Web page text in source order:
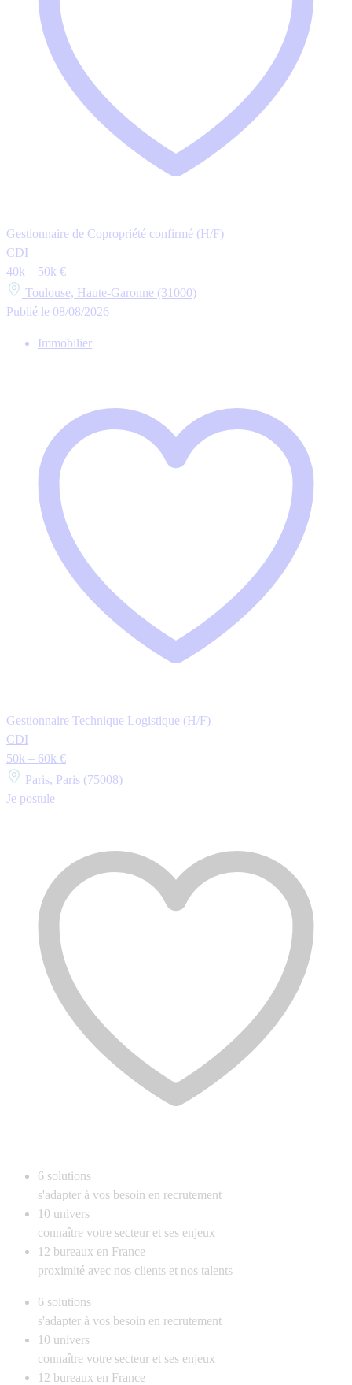
Gestionnaire de Copropriété confirmé (H/F)
CDI
40k – 50k €
Toulouse, Haute-Garonne (31000)
Publié le 08/08/2026
Immobilier
Gestionnaire Technique Logistique (H/F)
CDI
50k – 60k €
Paris, Paris (75008)
Je postule
6 solutions
s'adapter à vos besoin en recrutement
10 univers
connaître votre secteur et ses enjeux
12 bureaux en France
proximité avec nos clients et nos talents
6 solutions
s'adapter à vos besoin en recrutement
10 univers
connaître votre secteur et ses enjeux
12 bureaux en France